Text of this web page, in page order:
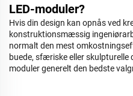
LED-moduler?
Hvis din design kan opnås ved
konstruktionsmæssig
normalt den mest
buede, sfæriske eller skulpturelle
moduler generelt den bedste